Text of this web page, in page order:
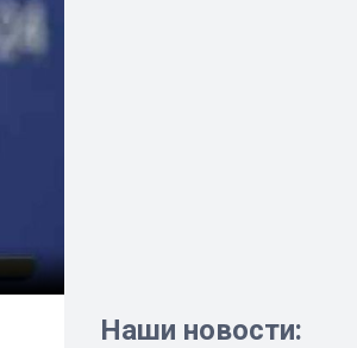
Наши новости: